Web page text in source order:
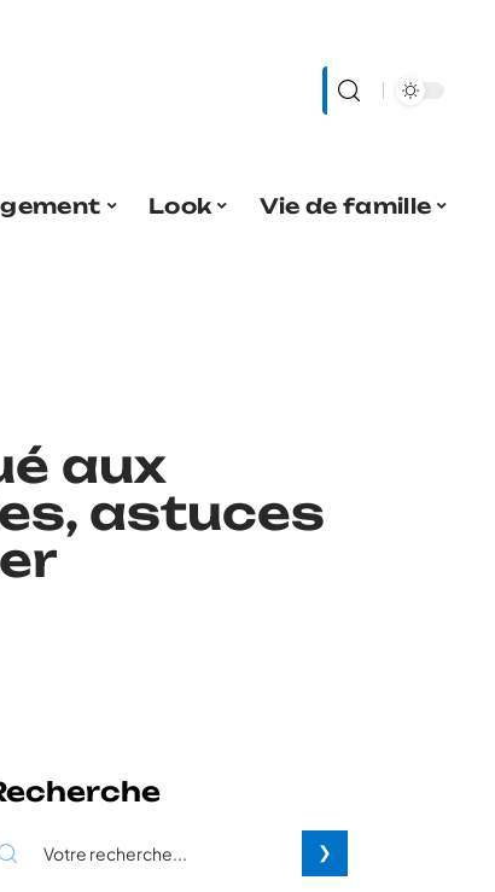
Look
Vie de famille
aux
astuces